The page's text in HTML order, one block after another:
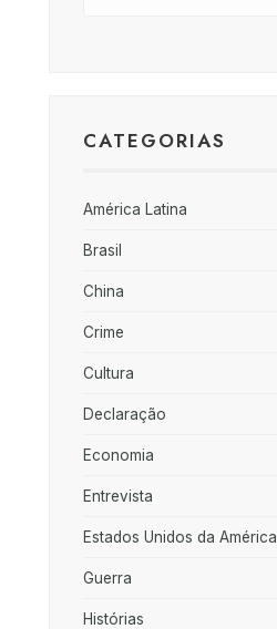
CATEGORIAS
América Latina
Brasil
China
Crime
Cultura
Declaração
Economia
Entrevista
Estados Unidos da América
Guerra
Histórias